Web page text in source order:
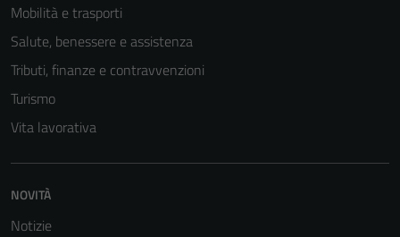
Mobilità e trasporti
Salute, benessere e assistenza
Tributi, finanze e contravvenzioni
Turismo
Vita lavorativa
NOVITÀ
Notizie